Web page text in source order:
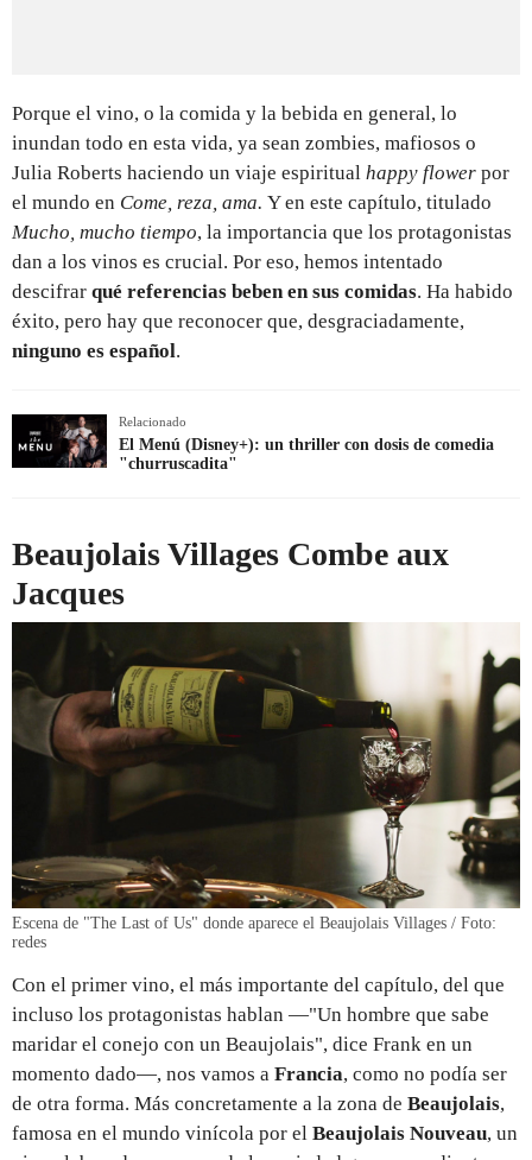
Porque el vino, o la comida y la bebida en general, lo
inundan todo en esta vida, ya sean zombies, mafiosos o
Julia Roberts haciendo un viaje espiritual happy flower por
el mundo en Come, reza, ama. Y en este capítulo, titulado
Mucho, mucho tiempo, la importancia que los protagonistas
dan a los vinos es crucial. Por eso, hemos intentado
descifrar qué referencias beben en sus comidas. Ha habido
éxito, pero hay que reconocer que, desgraciadamente,
ninguno es español.
Relacionado
El Menú (Disney+): un thriller con dosis de comedia
"churruscadita"
Beaujolais Villages Combe aux
Jacques
Escena de "The Last of Us" donde aparece el Beaujolais Villages / Foto:
redes
Con el primer vino, el más importante del capítulo, del que
incluso los protagonistas hablan —"Un hombre que sabe
maridar el conejo con un Beaujolais", dice Frank en un
momento dado—, nos vamos a Francia, como no podía ser
de otra forma. Más concretamente a la zona de Beaujolais,
famosa en el mundo vinícola por el Beaujolais Nouveau, un